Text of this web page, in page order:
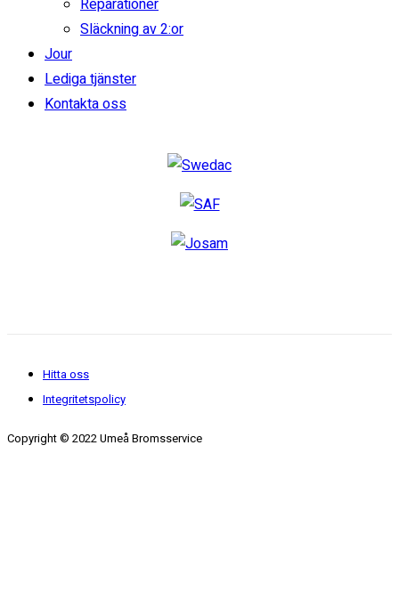
Reparationer
Släckning av 2:or
Jour
Lediga tjänster
Kontakta oss
Om oss
Boka tid
Kontakt
Lediga tjänster
Hitta oss
Integritetspolicy
Copyright © 2022 Umeå Bromsservice